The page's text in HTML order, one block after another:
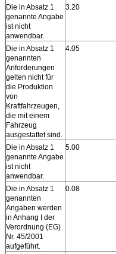
Die in Absatz 1
genannte Angabe
ist nicht
anwendbar.
3.20
Die in Absatz 1
genannten
Anforderungen
gelten nicht für
die Produktion
von
Kraftfahrzeugen,
die mit einem
Fahrzeug
ausgestattet sind.
4.05
Die in Absatz 1
genannte Angabe
ist nicht
anwendbar.
5.00
Die in Absatz 1
genannten
Angaben werden
in Anhang I der
Verordnung (EG)
Nr. 45/2001
aufgeführt.
0.08